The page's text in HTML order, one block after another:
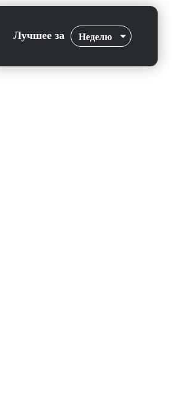
Лучшее за Неделю